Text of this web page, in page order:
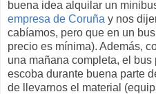
buena idea alquilar un
empresa de Coruña y nos
cabíamos, pero que en un
precio es mínima). Además,
una mañana completa, el
escoba durante buena parte
de llevarnos el material